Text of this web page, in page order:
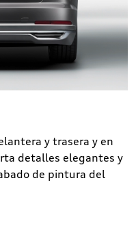
y trasera y en
detalles elegantes y
de pintura del